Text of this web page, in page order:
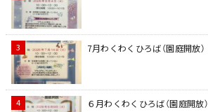
7月わくわくひろば（園庭開放）
６月わくわくひろば（園庭開放）